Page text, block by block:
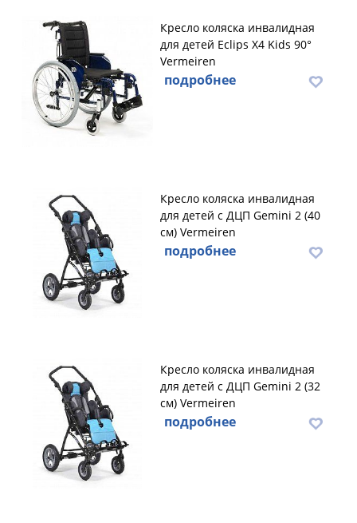
Кресло коляска инвалидная
для детей Eclips X4 Kids 90°
Vermeiren
подробнее
Кресло коляска инвалидная
для детей с ДЦП Gemini 2 (40
см) Vermeiren
подробнее
Кресло коляска инвалидная
для детей с ДЦП Gemini 2 (32
см) Vermeiren
подробнее